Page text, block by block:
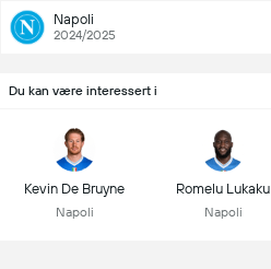
Napoli
2024/2025
Du kan være interessert i
Kevin De Bruyne
Napoli
Romelu Lukaku
Napoli